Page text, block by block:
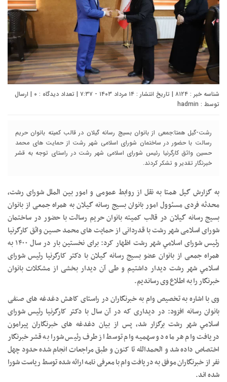
شناسه خبر : ۸۱۲۴ | تاریخ انتشار : ۱۴ مرداد ۱۴۰۳ - ۷:۳۷ | تعداد دیدگاه : ۰ | ارسال
توسط : hadmin
رشت-گیل همتا:جمعی از بانوان بسیج رسانه گیلان در قالب کمیته بانوان حریم
رسالت با حضور در ساختمان شورای اسلامي شهر رشت از حمایت های محمد
حسین واثق کارگرنیا رئیس شورای اسلامي شهر رشت در راستای توجه به قشر
خبرنگار تقدیر و تشکر کردند.
به گزارش گیل همتا به نقل از روابط عمومی و امور بین الملل شورای رشت،
محدثه فردی مسئوول امور بانوان بسیج رسانه گیلان به همراه جمعی از بانوان
بسیج رسانه گیلان در قالب کمیته بانوان حریم رسالت با حضور در ساختمان
شورای اسلامی شهر رشت با قدردانی از حمایت های محمد حسین واثق کارگرنیا
رئیس شورای اسلامي شهر رشت اظهار کرد: برای نخستین بار در سال ۱۴۰۰ به
همراه جمعی از بانوان عضو بسیج رسانه گیلان با دکتر کارگرنیا رئیس شورای
اسلامي شهر رشت دیدار داشتیم و طی آن دیدار بخشی از مشکلات بانوان
خبرنگار را به اطلاع وی رساندیم.
وی با اشاره به تخصیص وام به خبرنگاران در راستای کاهش دغدغه های صنفی
بانوان رسانه افزود: در دیداری که در آن سال با دکتر کارگرنیا رئیس شورای
اسلامي شهر رشت برگزار شد، پس از بیان دغدغه های خبرنگاران پیرامون
دریافت وام هر ماه دو سهمیه وام توسط از طرف رئیس شورا به قشر خبرنگار
اختصاص داده شد و الحمدالله تا کنون و طبق مراجعات انجام شده حدود چهل
نفر از خبرنگاران موفق به دریافت وام با معرفی نامه ارائه شده توسط ریاست شورا
شده اند.